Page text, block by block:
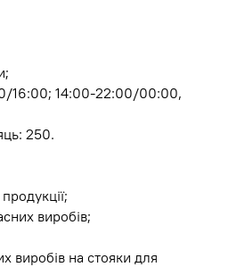
16:00; 14:00-22:00/00:00,
250.
виробів;
виробів на стояки для